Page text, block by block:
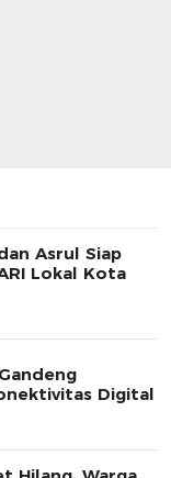
Asrul Siap
Lokal Kota
Digital